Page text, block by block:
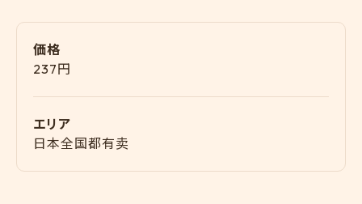
価格
237円
エリア
日本全国都有卖